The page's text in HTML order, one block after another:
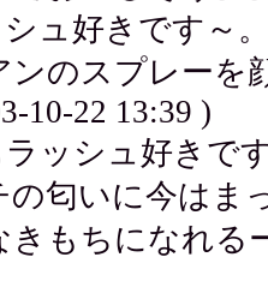
ュ好きです～
ンのスプレーを
10-22 13:39 )
ッシュ好きで
の匂いに今は
きもちになれる